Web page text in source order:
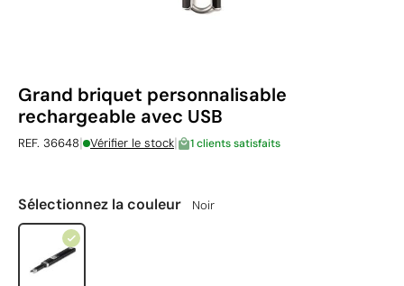
Grand briquet personnalisable
rechargeable avec USB
REF. 36648| Vérifier le stock| 1 clients satisfaits
Sélectionnez la couleur Noir